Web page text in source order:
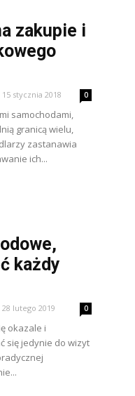
zakupie i
15 stycznia 2018 0
samochodami,
granicą wielu,
zastanawia
ich...
każdy
28 lutego 2019 0
okazale i
się jedynie do wizyt